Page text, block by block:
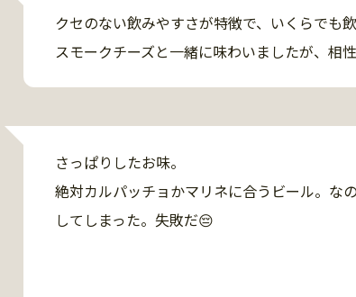
クセのない飲みやすさが特徴で、いくらでも
スモークチーズと一緒に味わいましたが、相
さっぱりしたお味。
絶対カルパッチョかマリネに合うビール。な
してしまった。失敗だ😔